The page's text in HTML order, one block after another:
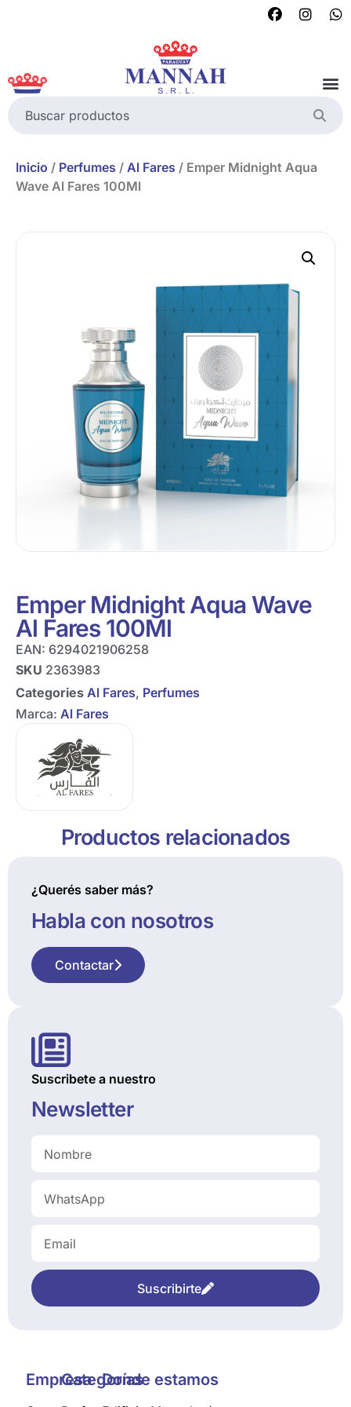
Inicio / Perfumes / Al Fares / Emper Midnight Aqua
Wave Al Fares 100Ml
Emper Midnight Aqua Wave
Al Fares 100Ml
EAN: 6294021906258
SKU 2363983
Categories Al Fares, Perfumes
Marca: Al Fares
Productos relacionados
¿Querés saber más?
Habla con nosotros
Contactar
Suscribete a nuestro
Newsletter
Suscribirte
EmpresaCategoríasDonde estamos